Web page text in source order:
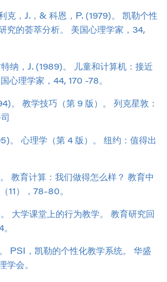
克，J.，& 科恩，P. (1979)。 凯勒个性
究的荟萃分析。 美国心理学家，34,
纳，J. (1989)。 儿童和计算机：接近
心理学家，44, 170 -78。
。 教学技巧（第 9 版）。 列克星敦：
。 心理学（第 4 版）。 纽约：值得出
教育计算：我们做得怎么样？ 教育中
11），78-80。
大学课堂上的行为教学。 教育研究回
PSI，凯勒的个性化教学系统。 华盛
学会。